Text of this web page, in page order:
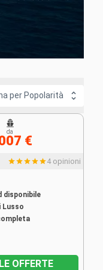
della
ideale per
per Popolarità
4 opinioni
disponibile
Lusso
da
€
OFFERTE